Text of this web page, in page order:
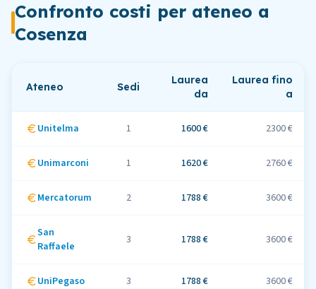
Confronto costi per ateneo a
Cosenza
Ateneo Sedi
Laurea
da
Laurea fino
a
Unitelma 1 1600 € 2300 €
Unimarconi 1 1620 € 2760 €
Mercatorum 2 1788 € 3600 €
San
Raffaele
3 1788 € 3600 €
UniPegaso 3 1788 € 3600 €